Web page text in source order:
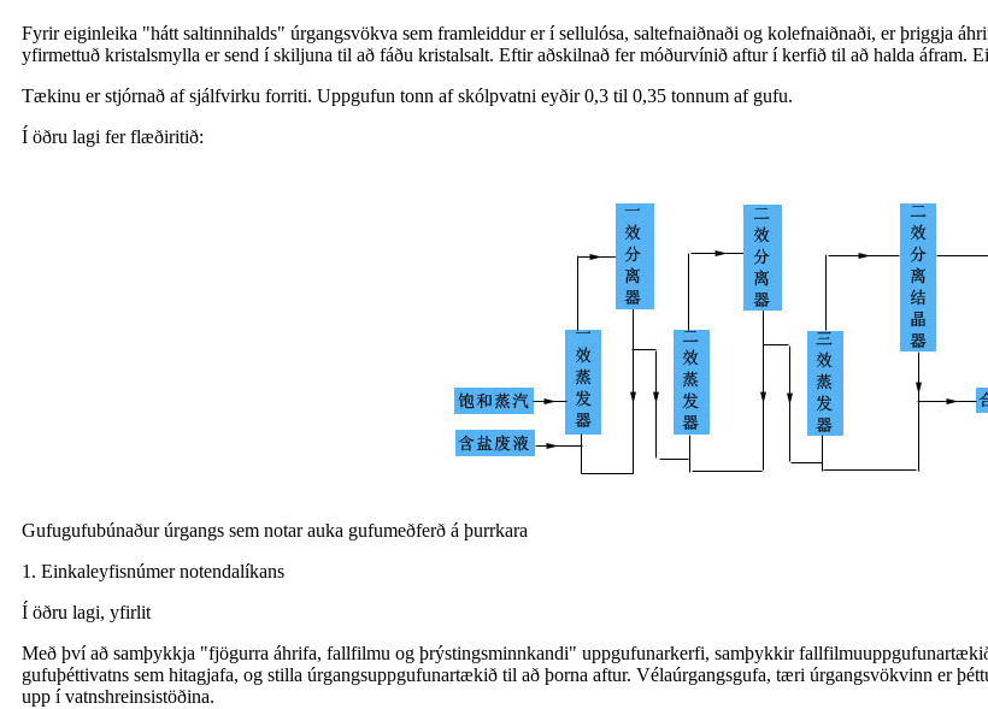
Fyrir eiginleika "hátt saltinnihalds" úrgangsvökva sem framleiddur er í sellulósa, saltefnaiðnaði og kolefnaiðnaði, er þriggja
yfirmettuð kristalsmylla er send í skiljuna til að fáðu kristalsalt. Eftir aðskilnað fer móðurvínið aftur í kerfið til að halda áfram.
Tækinu er stjórnað af sjálfvirku forriti. Uppgufun tonn af skólpvatni eyðir 0,3 til 0,35 tonnum af gufu.
Í öðru lagi fer flæðiritið:
Gufugufubúnaður úrgangs sem notar auka gufumeðferð á þurrkara
1. Einkaleyfisnúmer notendalíkans
Í öðru lagi, yfirlit
Með því að samþykkja "fjögurra áhrifa, fallfilmu og þrýstingsminnkandi" uppgufunarkerfi, samþykkir
gufuþéttivatns sem hitagjafa, og stilla úrgangsuppgufunartækið til að þorna aftur. Vélaúrgangsgufa, tæri úrgangsvökvinn er
upp í vatnshreinsistöðina.